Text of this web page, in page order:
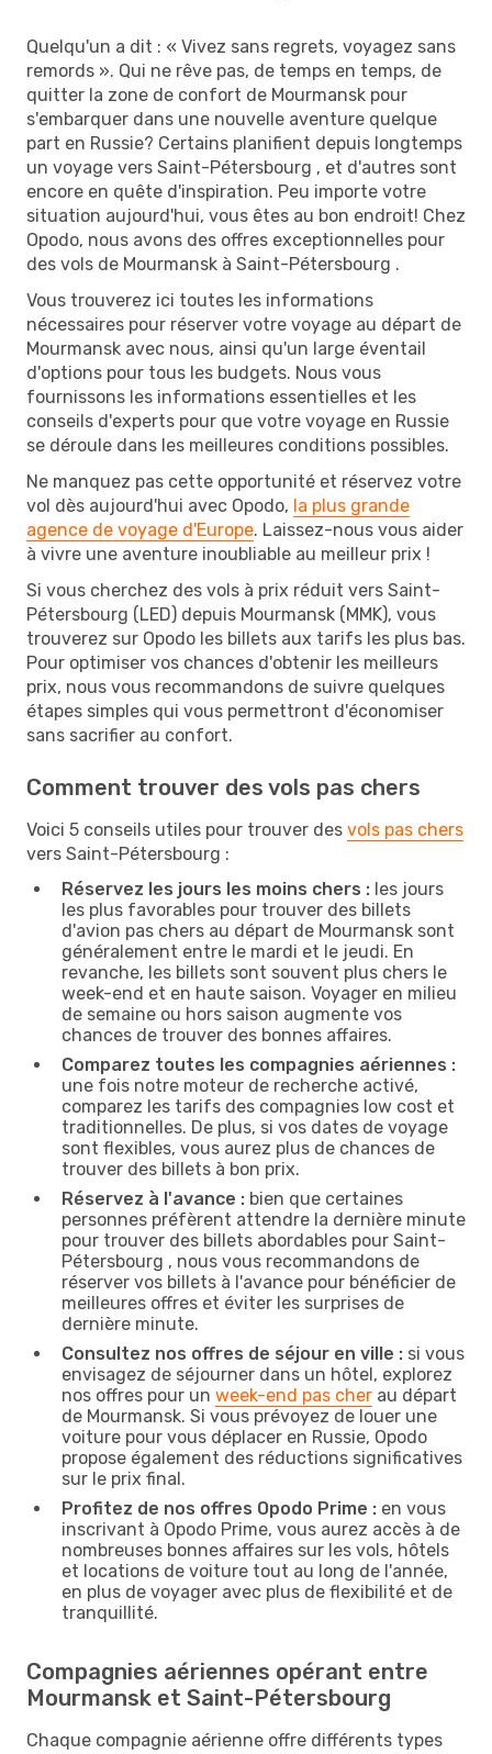
Quelqu'un a dit : « Vivez sans regrets, voyagez sans
remords ». Qui ne rêve pas, de temps en temps, de
quitter la zone de confort de Mourmansk pour
s'embarquer dans une nouvelle aventure quelque
part en Russie? Certains planifient depuis longtemps
un voyage vers Saint-Pétersbourg , et d'autres sont
encore en quête d'inspiration. Peu importe votre
situation aujourd'hui, vous êtes au bon endroit! Chez
Opodo, nous avons des offres exceptionnelles pour
des vols de Mourmansk à Saint-Pétersbourg .
Vous trouverez ici toutes les informations
nécessaires pour réserver votre voyage au départ de
Mourmansk avec nous, ainsi qu'un large éventail
d'options pour tous les budgets. Nous vous
fournissons les informations essentielles et les
conseils d'experts pour que votre voyage en Russie
se déroule dans les meilleures conditions possibles.
Ne manquez pas cette opportunité et réservez votre
vol dès aujourd'hui avec Opodo, la plus grande
agence de voyage d'Europe. Laissez-nous vous aider
à vivre une aventure inoubliable au meilleur prix !
Si vous cherchez des vols à prix réduit vers Saint-
Pétersbourg (LED) depuis Mourmansk (MMK), vous
trouverez sur Opodo les billets aux tarifs les plus bas.
Pour optimiser vos chances d'obtenir les meilleurs
prix, nous vous recommandons de suivre quelques
étapes simples qui vous permettront d'économiser
sans sacrifier au confort.
Comment trouver des vols pas chers
Voici 5 conseils utiles pour trouver des vols pas chers
vers Saint-Pétersbourg :
Réservez les jours les moins chers : les jours
les plus favorables pour trouver des billets
d'avion pas chers au départ de Mourmansk sont
généralement entre le mardi et le jeudi. En
revanche, les billets sont souvent plus chers le
week-end et en haute saison. Voyager en milieu
de semaine ou hors saison augmente vos
chances de trouver des bonnes affaires.
Comparez toutes les compagnies aériennes :
une fois notre moteur de recherche activé,
comparez les tarifs des compagnies low cost et
traditionnelles. De plus, si vos dates de voyage
sont flexibles, vous aurez plus de chances de
trouver des billets à bon prix.
Réservez à l'avance : bien que certaines
personnes préfèrent attendre la dernière minute
pour trouver des billets abordables pour Saint-
Pétersbourg , nous vous recommandons de
réserver vos billets à l'avance pour bénéficier de
meilleures offres et éviter les surprises de
dernière minute.
Consultez nos offres de séjour en ville : si vous
envisagez de séjourner dans un hôtel, explorez
nos offres pour un week-end pas cher au départ
de Mourmansk. Si vous prévoyez de louer une
voiture pour vous déplacer en Russie, Opodo
propose également des réductions significatives
sur le prix final.
Profitez de nos offres Opodo Prime : en vous
inscrivant à Opodo Prime, vous aurez accès à de
nombreuses bonnes affaires sur les vols, hôtels
et locations de voiture tout au long de l'année,
en plus de voyager avec plus de flexibilité et de
tranquillité.
Compagnies aériennes opérant entre
Mourmansk et Saint-Pétersbourg
Chaque compagnie aérienne offre différents types